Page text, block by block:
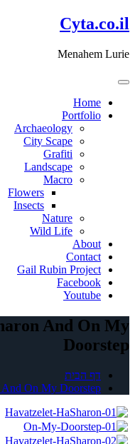
דלג
לתוכן
Cyta.co.il
Menahem Lurie
Home
Portfolio
Archaeology
City Scape
Grafiti
Landscape
Macro
Flowers
Insects
Nature
Wild Life
About
Contact
Gail Rubin Project
Facebook
Youtube
And On My
Doorstep
דף הבית
And On My Doorstep